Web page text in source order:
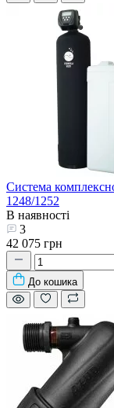
Система
1248/1252
В наявності
3
42 075 грн
До кошика